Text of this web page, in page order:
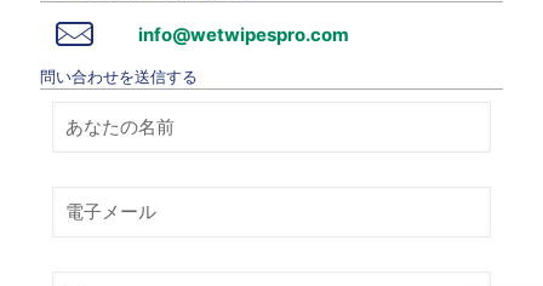
info@wetwipespro.com
問い合わせを送信する